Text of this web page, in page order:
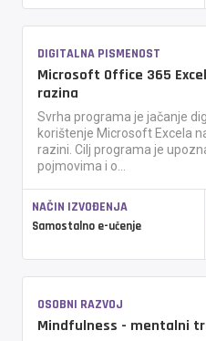
DIGITALNA PISMENOST
Microsoft Office 365
razina
Svrha programa je jačanje
korištenje Microsoft Excela
razini. Cilj programa je
pojmovima i o...
NAČIN IZVOĐENJA
Samostalno e-učenje
OSOBNI RAZVOJ
Mindfulness - mentalni